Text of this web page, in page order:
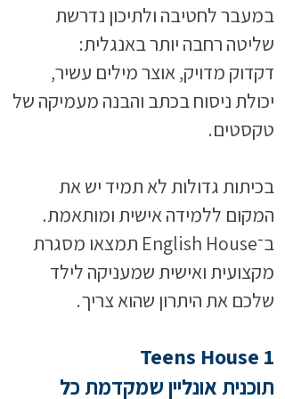
במעבר לחטיבה ולתיכון נדרשת
שליטה רחבה יותר באנגלית:
דקדוק מדויק, אוצר מילים עשיר,
יכולת ניסוח בכתב והבנה מעמיקה של
טקסטים.
בכיתות גדולות לא תמיד יש את
המקום ללמידה אישית ומותאמת.
ב־English House תמצאו מסגרת
מקצועית ואישית שמעניקה לילד
שלכם את היתרון שהוא צריך.
Teens House 1
תוכנית אונליין שמקדמת כל